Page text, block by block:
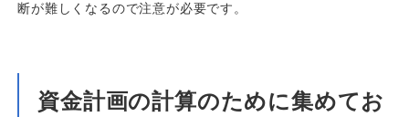
断が難しくなるので注意が必要です。
資金計画の計算のために集めてお